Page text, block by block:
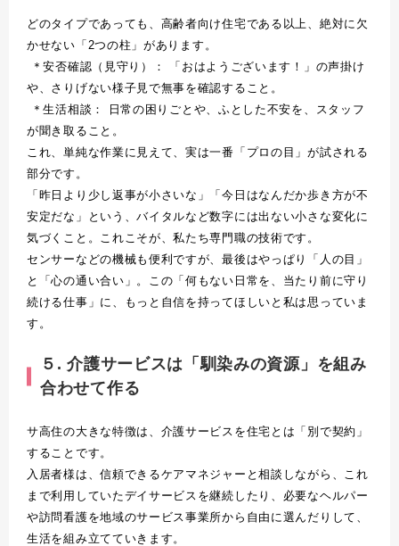
どのタイプであっても、高齢者向け住宅である以上、絶対に欠
かせない「 2つの柱」があります。
＊安否確認（見守り）：
「おはようございます！」の声掛け
や、さりげない様子見で無事を確認すること。
＊生活相談：
日常の困りごとや、ふとした不安を、スタッフ
が聞き取ること。
これ、単純な作業に見えて、実は一番「プロの目」が試される
部分です。
「昨日より少し返事が小さいな」「今日はなんだか歩き方が不
安定だな」という、バイタルなど数字には出ない小さな変化に
気づくこと。これこそが、私たち専門職の技術です。
センサーなどの機械も便利ですが、最後はやっぱり「人の目」
と「心の通い合い」。この「何もない日常を、当たり前に守り
続ける仕事」に、もっと自信を持ってほしいと私は思っていま
す。
５. 介護サービスは「馴染みの資源」を組み
合わせて作る
サ高住の大きな特徴は、介護サービスを住宅とは「別で契約」
することです。
入居者様は、信頼できるケアマネジャーと相談しながら、これ
まで利用していたデイサービスを継続したり、必要なヘルパー
や訪問看護を地域のサービス事業所から自由に選んだりして、
生活を組み立てていきます。